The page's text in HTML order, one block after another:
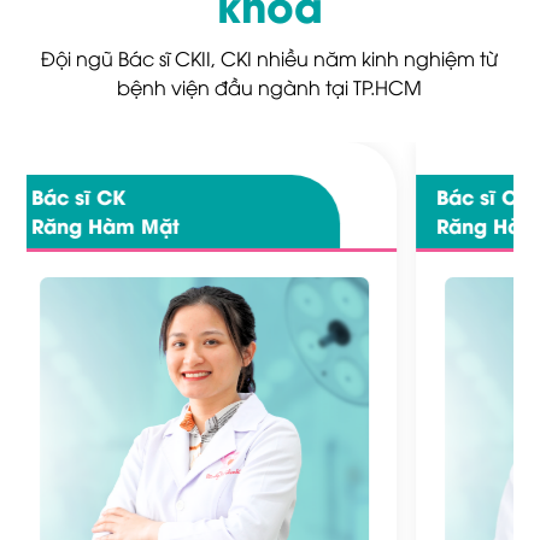
Đội ngũ Bác sĩ CKII, CKI nhiều năm kinh nghiệm từ
bệnh viện đầu ngành tại TP.HCM
Bác sĩ CK
Răng Hàm Mặt
Bác sĩ
Răng